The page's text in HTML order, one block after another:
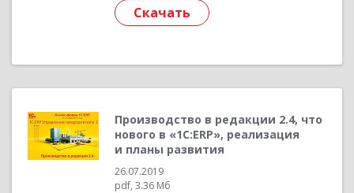
Скачать
Производство в редакции 2.4, что
нового в «1С:ERP», реализация
и планы развития
26.07.2019
pdf, 3.36 Мб